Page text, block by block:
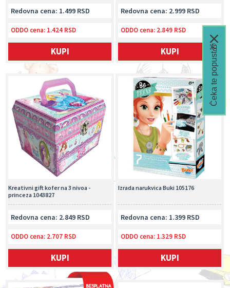
Redovna cena: 2.999 RSD
ODDO cena: 2.849 RSD
KUPI
Redovna cena: 1.499 RSD
ODDO cena: 1.424 RSD
KUPI
Izrada narukvica Buki 105176
Redovna cena: 1.399 RSD
ODDO cena: 1.329 RSD
KUPI
Kreativni gift kofer na 3 nivoa -
princeza 1043827
Redovna cena: 2.849 RSD
ODDO cena: 2.707 RSD
KUPI
Čeka te popust🎁